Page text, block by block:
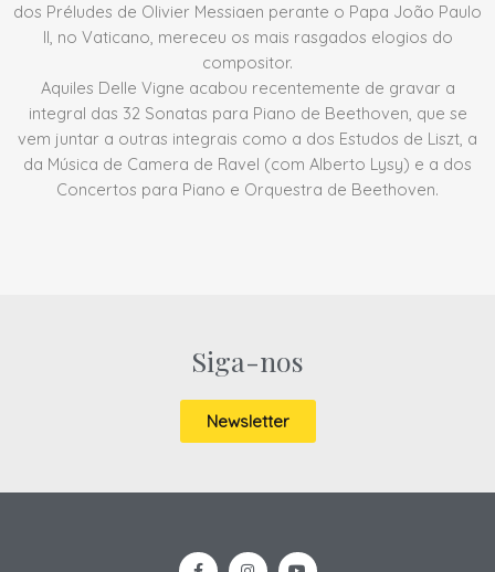
dos Préludes de Olivier Messiaen perante o Papa João Paulo
II, no Vaticano, mereceu os mais rasgados elogios do
compositor.
Aquiles Delle Vigne acabou recentemente de gravar a
integral das 32 Sonatas para Piano de Beethoven, que se
vem juntar a outras integrais como a dos Estudos de Liszt, a
da Música de Camera de Ravel (com Alberto Lysy) e a dos
Concertos para Piano e Orquestra de Beethoven.
Siga-nos
Newsletter